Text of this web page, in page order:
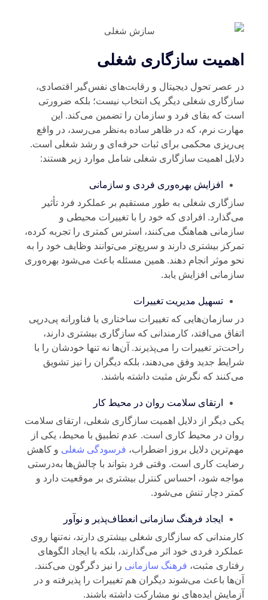
سازگاری شغلی
عصر تحول دیجیتال و رقابت‌های نفس‌گیر اقتصادی،
شغلی دیگر یک انتخاب نیست؛ بلکه ضرورتی
که بقای فرد و سازمان را تضمین می‌کند. این
نرم، که در ظاهر ساده به‌نظر می‌رسد، در واقع
محکمی برای ثبات حرفه‌ای و رشد شغلی است.
اهمیت سازگاری شغلی شامل موارد زیر هستند:
افزایش بهره‌وری فردی و سازمانی
شغلی به طور مستقیم بر عملکرد فرد تأثیر
افرادی که خود را با تغییرات محیطی و
هماهنگ می‌کنند، استرس کمتری را تجربه کرده،
بیشتری دارند و سریع‌تر می‌توانند وظایف خود را به
موثر انجام دهند. همین مسئله باعث می‌شود بهره‌وری
افزایش یابد.
تسهیل مدیریت تغییرات
سازمان‌هایی که تغییرات ساختاری یا فناورانه پی‌درپی
می‌افتد، کارمندانی که سازگاری بیشتری دارند،
تغییرات را می‌پذیرند. آن‌ها نه تنها خودشان را با
جدید وفق می‌دهند، بلکه دیگران را نیز تشویق
که نگرش مثبت داشته باشند.
ارتقای سلامت روان در محیط کار
دیگر از دلایل اهمیت سازگاری شغلی، ارتقای سلامت
در محیط کاری است. عدم تطبیق با محیط، یکی از
دلایل بروز اضطراب،فرسودگی شغلی و کاهش
کاری است. وقتی فرد بتواند با چالش‌ها به‌درستی
شود، احساس کنترل بیشتری بر موقعیت دارد و
دچار تنش می‌شود.
ایجاد فرهنگ سازمانی انعطاف‌پذیر و نوآور
که سازگاری شغلی بیشتری دارند، نه‌تنها روی
فردی خود اثر می‌گذارند، بلکه با ایجاد الگوهای
مثبت، فرهنگ سازمانیرا نیز دگرگون می‌کنند.
باعث می‌شوند دیگران هم تغییرات را پذیرفته و در
ایده‌های نو مشارکت داشته باشند.